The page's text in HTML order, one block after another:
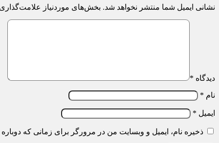
نشانی ایمیل شما منتشر نخواهد شد. بخش‌های موردنیاز
دیدگاه *
نام *
ایمیل *
ذخیره نام، ایمیل و وبسایت من در مرورگر برای زمانی که